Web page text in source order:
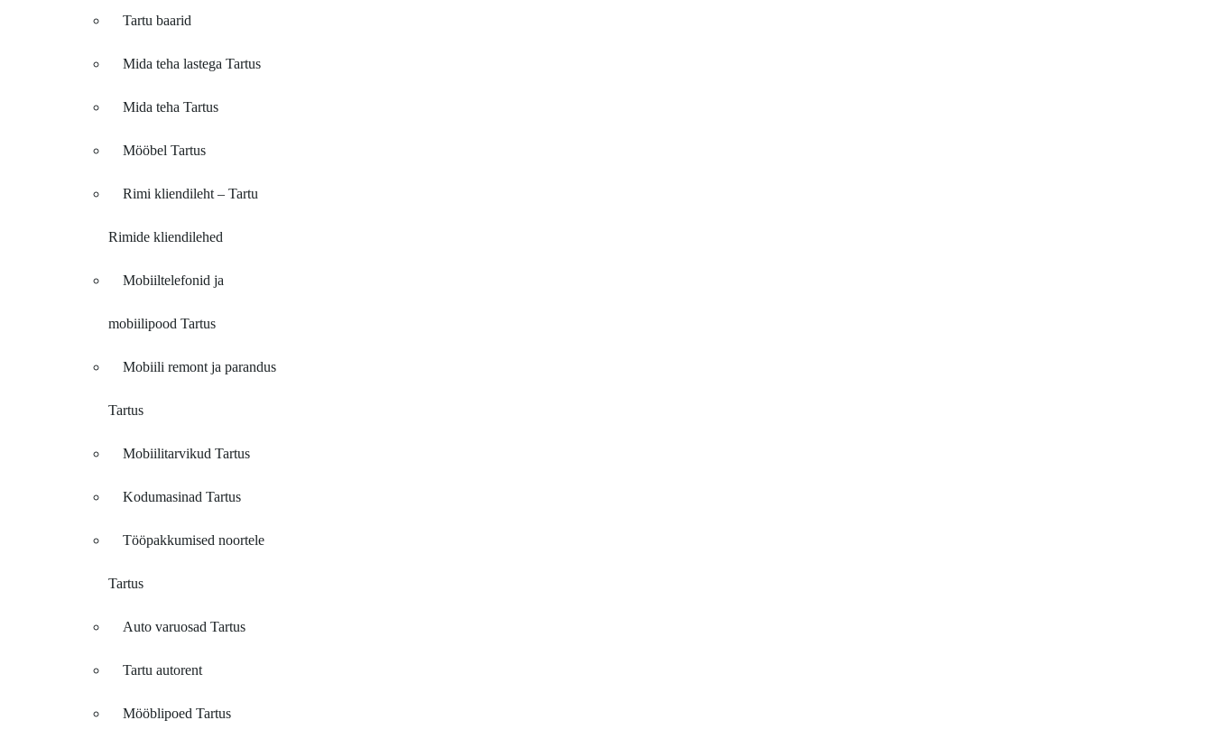
Tartu baarid
Mida teha lastega Tartus
Mida teha Tartus
Mööbel Tartus
Rimi kliendileht – Tartu
Rimide kliendilehed
Mobiiltelefonid ja
mobiilipood Tartus
Mobiili remont ja parandus
Tartus
Mobiilitarvikud Tartus
Kodumasinad Tartus
Tööpakkumised noortele
Tartus
Auto varuosad Tartus
Tartu autorent
Mööblipoed Tartus